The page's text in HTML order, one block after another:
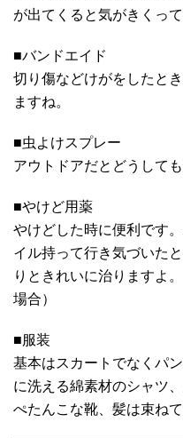
が出てくると気がきくっ
■バンドエイド
切り傷などけがをしたと
ますね。
■虫よけスプレー
アウトドアだとどうして
■やけど用薬
やけどした時に便利です
イル持って行き気づいた
りときれいに治りますよ
場合）
■服装
基本はスカートでなくパ
に洗える綿素材のシャツ
ぺたんこな靴、髪は束ね